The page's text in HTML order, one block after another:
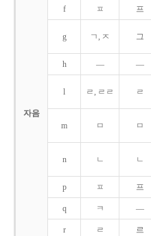
자음
f ㅍ 프
g ㄱ, ㅈ 그
h ― ―
l ㄹ, ㄹㄹ ㄹ
m ㅁ ㅁ
n ㄴ ㄴ
p ㅍ 프
q ㅋ ―
r ㄹ 르